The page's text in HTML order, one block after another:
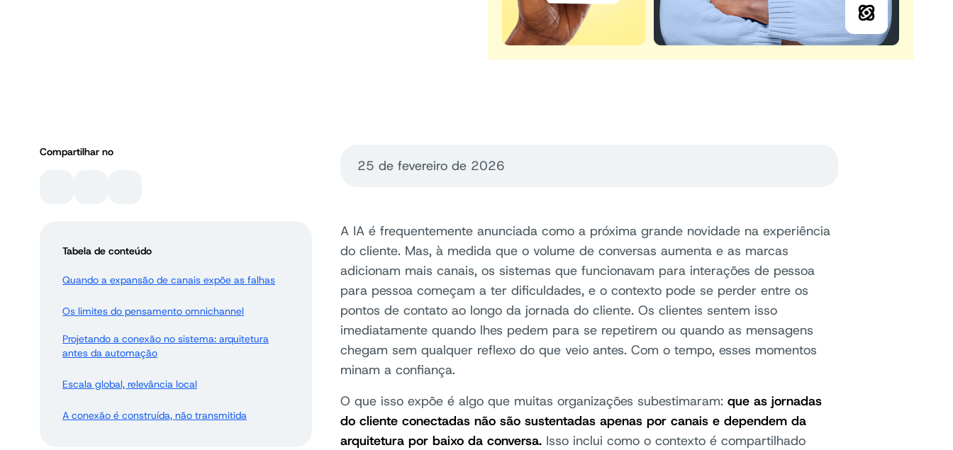
Compartilhar no
Tabela de conteúdo
Quando a expansão de canais expõe as falhas
Os limites do pensamento omnichannel
Projetando a conexão no sistema: arquitetura
antes da automação
Escala global, relevância local
A conexão é construída, não transmitida
25 de fevereiro de 2026
A IA é frequentemente anunciada como a próxima grande novidade na experiência
do cliente. Mas, à medida que o volume de conversas aumenta e as marcas
adicionam mais canais, os sistemas que funcionavam para interações de pessoa
para pessoa começam a ter dificuldades, e o contexto pode se perder entre os
pontos de contato ao longo da jornada do cliente. Os clientes sentem isso
imediatamente quando lhes pedem para se repetirem ou quando as mensagens
chegam sem qualquer reflexo do que veio antes. Com o tempo, esses momentos
minam a confiança.
O que isso expõe é algo que muitas organizações subestimaram: que as jornadas
do cliente conectadas não são sustentadas apenas por canais e dependem da
arquitetura por baixo da conversa. Isso inclui como o contexto é compartilhado